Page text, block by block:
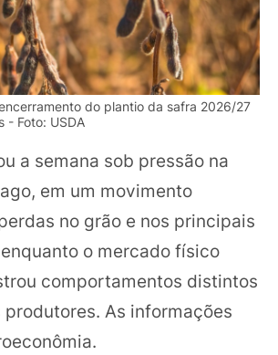
do plantio da safra 2026/27
- Foto: USDA
a semana sob pressão na
em um movimento
no grão e nos principais
o mercado físico
comportamentos distintos
As informações